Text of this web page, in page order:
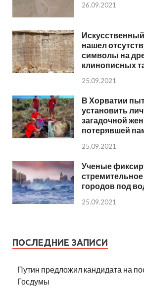
26.09.2021
нашел
символы на
клинописных
25.09.2021
В Хорватии
установить
загадочной
потерявшей
25.09.2021
Ученые
городов под
25.09.2021
ПОСЛЕДНИЕ ЗАПИСИ
Путин предложил кандидата на
Госдумы